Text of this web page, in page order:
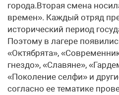
города.Вторая смена
времен». Каждый отряд
исторический период
Поэтому в лагере
«Октябрята»,
гнездо», «Славяне»,
«Поколение селфи» и
согласно ее тематике